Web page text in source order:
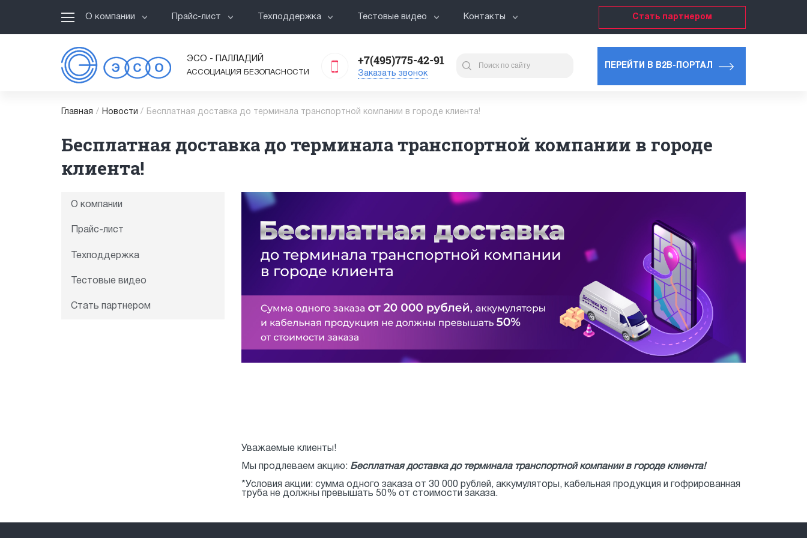
О компании Прайс-лист Техподдержка Тестовые видео Контакты Стать партнером
ЭСО - ПАЛЛАДИЙ
АССОЦИАЦИЯ БЕЗОПАСНОСТИ
+7(495)775-42-91
Заказать звонок
ПЕРЕЙТИ В B2B-ПОРТАЛ
Главная / Новости / Бесплатная доставка до терминала транспортной компании в городе клиента!
Бесплатная доставка до терминала транспортной компании в городе
клиента!
О компании
Прайс-лист
Техподдержка
Тестовые видео
Стать партнером
Уважаемые клиенты!
Мы продлеваем акцию: Бесплатная доставка до терминала транспортной компании в городе клиента!
*Условия акции: сумма одного заказа от 30 000 рублей, аккумуляторы, кабельная продукция и гофрированная
труба не должны превышать 50% от стоимости заказа.